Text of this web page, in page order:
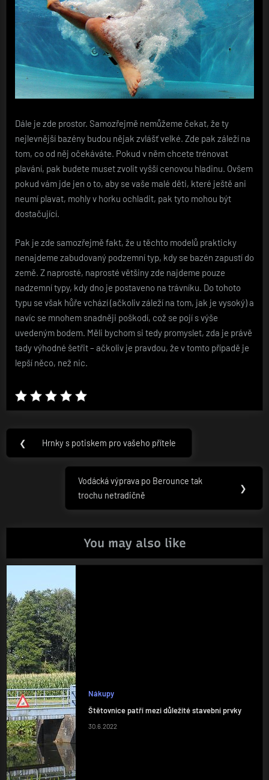
Dále je zde prostor. Samozřejmě nemůžeme čekat, že ty
nejlevnější bazény budou nějak zvlášť velké. Zde pak záleží na
tom, co od něj očekáváte. Pokud v něm chcete trénovat
plavání, pak budete muset zvolit vyšší cenovou hladinu. Ovšem
pokud vám jde jen o to, aby se vaše malé děti, které ještě ani
neumí plavat, mohly v horku ochladit, pak tyto mohou být
dostačující.
Pak je zde samozřejmě fakt, že u těchto modelů prakticky
nenajdeme zabudovaný podzemní typ, kdy se bazén zapustí do
země. Z naprosté, naprosté většiny zde najdeme pouze
nadzemní typy, kdy dno je postaveno na trávníku. Do tohoto
typu se však hůře vchází (ačkoliv záleží na tom, jak je vysoký) a
navíc se mnohem snadněji poškodí, což se pojí s výše
uvedeným bodem. Měli bychom si tedy promyslet, zda je právě
tady výhodné šetřit – ačkoliv je pravdou, že v tomto případě je
lepší něco, než nic.
Navigace
pro
příspěvek
❮
Previous
Hrnky s potiskem pro vašeho přítele
Next
Post:
Vodácká výprava po Berounce tak
trochu netradičně
❯
You may also like
Nákupy
Štětovnice patří mezi důležité stavební prvky
30.6.2022